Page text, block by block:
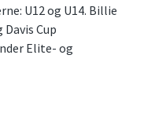
U12 og U14. Billie
Cup
Elite- og